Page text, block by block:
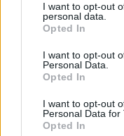
I want to opt-out
personal data.
Opted In
I want to opt-out
Personal Data.
Opted In
I want to opt-out
Personal Data for
Opted In
állítani. Így a
környezetbarát
Ralstonia
olyan
biopolimerek